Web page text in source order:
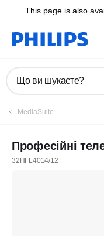
This page is also
Що ви шукаєте?
MediaSuite
Професійні
32HFL4014/12